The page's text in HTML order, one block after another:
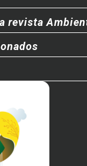
revista